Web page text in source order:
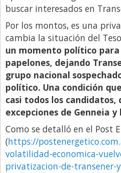
Show Business
Sociedad
Tecnología
Tendencias
Viajes
buscar interesados en
Por los montos, es una
cambia la situación del
un momento político para
papelones, dejando
grupo nacional
político. Una condición
casi todos los candidatos,
excepciones de Genneia
Como se detalló en el Post
(https://
volatilidad-economica-
privatizacion-de-transener-